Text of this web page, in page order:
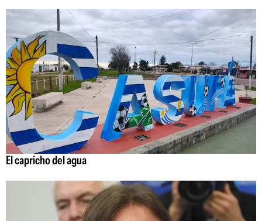
El capricho del agua